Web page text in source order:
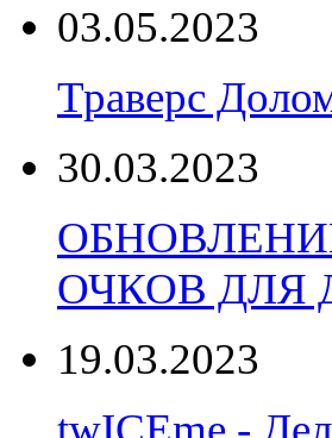
03.05.2023
Траверс
30.03.2023
ОЧКОВ ДЛЯ
19.03.2023